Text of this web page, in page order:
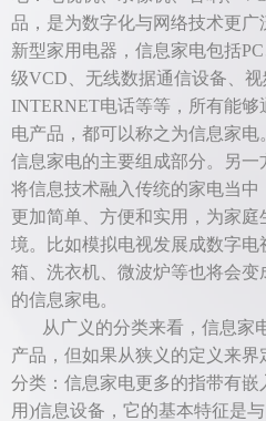
品，是为数字化与网络技术更
新型家用电器，信息家电包括
级VCD、无线数据通信设备、视
INTERNET电话等等，所有能
电产品，都可以称之为信息家
信息家电的主要组成部分。另一
将信息技术融入传统的家电当中
更加简单、方便和实用，为家
境。比如模拟电视发展成数字
箱、洗衣机、微波炉等也将会
的信息家电。
从广义的分类来看，信息家
产品，但如果从狭义的定义来
分类：信息家电更多的指带有嵌
用)信息设备，它的基本特征是